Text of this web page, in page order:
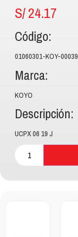
S/24.17
Código:
01060301-KOY-
Marca:
KOYO
Descripción:
UCPX 06 19 J